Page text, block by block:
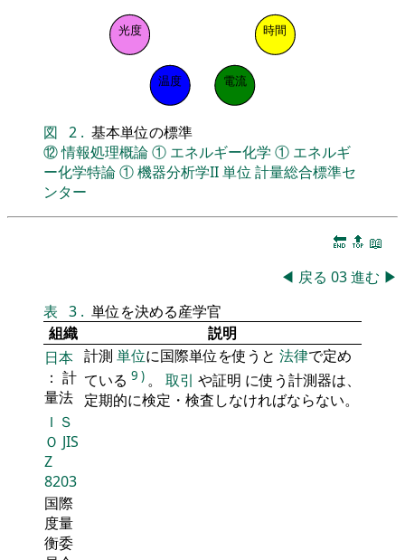
時間
電流
温度
光度
図 2 . 基本単位の標準
⑫情報処理概論① エネルギー化学 ① エネルギ
ー化学特論①機器分析学II単位 計量総合標準セ
ンター
🔚 🔝 📖
◀ 戻る 03進む ▶
表 3 . 単位を決める産学官
組織
説明
日本
： 計
量法
計測 単位に国際単位を使うと 法律で定め
ている 9 ) 。 取引 や証明 に使う計測器は、
定期的に検定・検査しなければならない。
ＩＳ
Ｏ JIS
Z
8203
国際
度量
衡委